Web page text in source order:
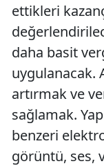
ettikleri
daha basit
uygulanacak.
artırmak ve
sağlamak.
benzeri
görüntü, ses,